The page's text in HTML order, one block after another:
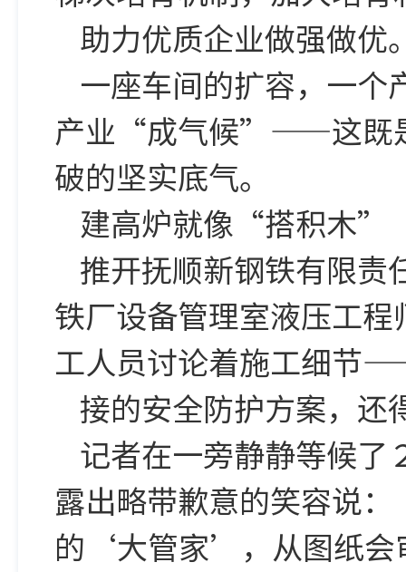
助力优质企业做强做优
一座车间的扩容，一
产业“成气候”——这既是
破的坚实底气。
建高炉就像“搭积木
推开抚顺新钢铁有限责
铁厂设备管理室液压工
工人员讨论着施工细节
接的安全防护方案，
记者在一旁静静等候了
露出略带歉意的笑容说
的‘大管家’，从图纸会